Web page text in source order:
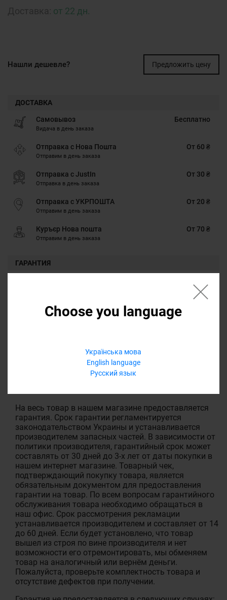
Choose you language
Українська мова
English language
Русский язык
от 22 дн.
Нашли дешевле? Предложить цену
ДОСТАВКА
Самовывоз
Видача в день заказа
Бесплатно
Отправка с Нова Пошта
Отправим в день заказа
От 60 ₴
Отправка с JustIn
Отправка в день заказа
От 30 ₴
Отправка с УКРПОШТА
Отправим в день заказа
От 20 ₴
Куръєр Нова пошта
Отправим в день заказа
От 70 ₴
ГАРАНТИЯ
Обмен/возврат товара на протяжении 14 дней
На весь товар в нашем магазине предоставляется
гарантия. Срок гарантии регламентируется
законодательством Украины и устанавливается
производителем запасных частей. В зависимости от
политики производителя, гарантийный срок может
составлять от 30 дней до 3-х лет от даты покупки в
нашем интернет магазине. Товарный чек,
подтверждающий покупку товара, является
обязательным документом для предоставления
гарантии на товар. По всем вопросам гарантийного
обслуживания товара необходимо обращаться в
наш офис. Срок рассмотрения рекламации
устанавливается производителем и составляет от 14
до 60 дней. Если будет установлено, что товар
вышел из строя по вине производителя и нет
возможности его отремонтировать, мы обменяем
товар на аналогичный или вернём деньги.
Пожалуйста, проверьте комплектность товара и
отсутствие дефектов при получении.